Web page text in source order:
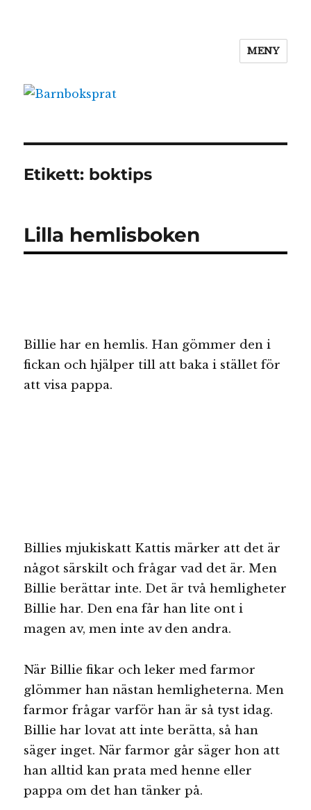
MENY
Etikett: boktips
Lilla hemlisboken
Billie har en hemlis. Han gömmer den i
fickan och hjälper till att baka i stället för
att visa pappa.
Billies mjukiskatt Kattis märker att det är
något särskilt och frågar vad det är. Men
Billie berättar inte. Det är två hemligheter
Billie har. Den ena får han lite ont i
magen av, men inte av den andra.
När Billie fikar och leker med farmor
glömmer han nästan hemligheterna. Men
farmor frågar varför han är så tyst idag.
Billie har lovat att inte berätta, så han
säger inget. När farmor går säger hon att
han alltid kan prata med henne eller
pappa om det han tänker på.